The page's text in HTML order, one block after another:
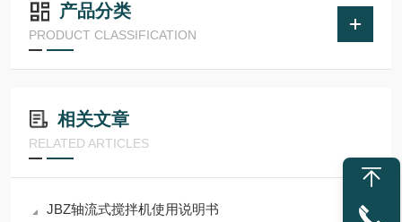
产品分类
PRODUCT CLASSIFICATION
相关文章
RELATED ARTICLES
JBZ轴流式搅拌机使用说明书